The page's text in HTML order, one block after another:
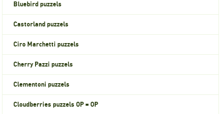
Bluebird puzzels
Castorland puzzels
Ciro Marchetti puzzels
Cherry Pazzi puzzels
Clementoni puzzels
Cloudberries puzzels OP = OP